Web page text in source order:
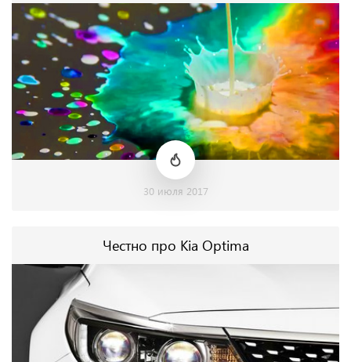
30 июля 2017
Честно про Kia Optima